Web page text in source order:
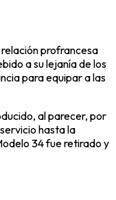
profrancesa
a su lejanía de los
para equipar a las
al parecer, por
hasta la
34 fue retirado y